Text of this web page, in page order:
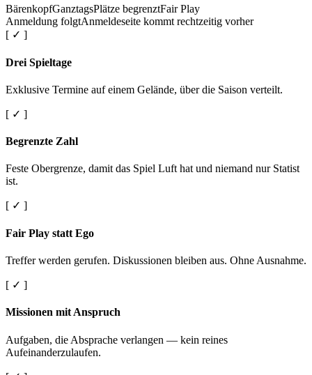
BärenkopfGanztagsPlätze begrenztFair Play
Anmeldung folgtAnmeldeseite kommt rechtzeitig vorher
[ ✓ ]
Drei Spieltage
Exklusive Termine auf einem Gelände, über die Saison verteilt.
[ ✓ ]
Begrenzte Zahl
Feste Obergrenze, damit das Spiel Luft hat und niemand nur Statist
ist.
[ ✓ ]
Fair Play statt Ego
Treffer werden gerufen. Diskussionen bleiben aus. Ohne Ausnahme.
[ ✓ ]
Missionen mit Anspruch
Aufgaben, die Absprache verlangen — kein reines
Aufeinanderzulaufen.